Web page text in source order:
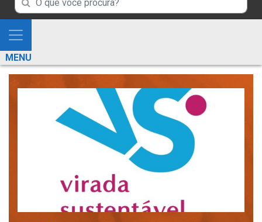
de
Busca
de
informações
de
de
informações
Mostra
e
Esconde
Menu
MENU